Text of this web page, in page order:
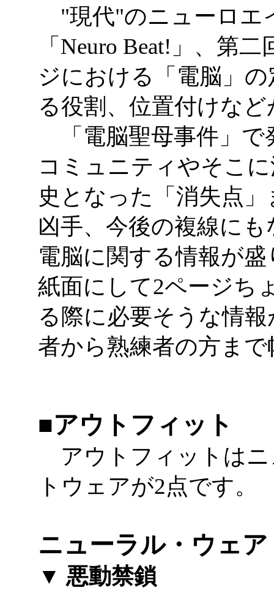
"現代"のニューロエ
「Neuro Beat!」、第
ジにおける「電脳」
る役割、位置付けな
「電脳聖母事件」で
コミュニティやそこ
史となった「消失点
凶手、今後の複線に
電脳に関する情報が
紙面にして2ページち
る際に必要そうな情
者から熟練者の方ま
■アウトフィット
アウトフィットはニ
トウェアが2点です。
ニューラル・ウェア
▼ 悪動禁鎖